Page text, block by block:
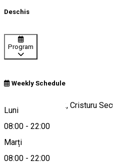
Deschis
Program
Weekly Schedule
Luni
08:00 - 22:00
Marți
08:00 - 22:00
Piața Libertății 52, Cristuru
Hartă